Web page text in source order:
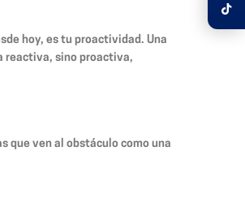
hoy, es tu proactividad. Una
reactiva, sino proactiva,
que ven al obstáculo como una